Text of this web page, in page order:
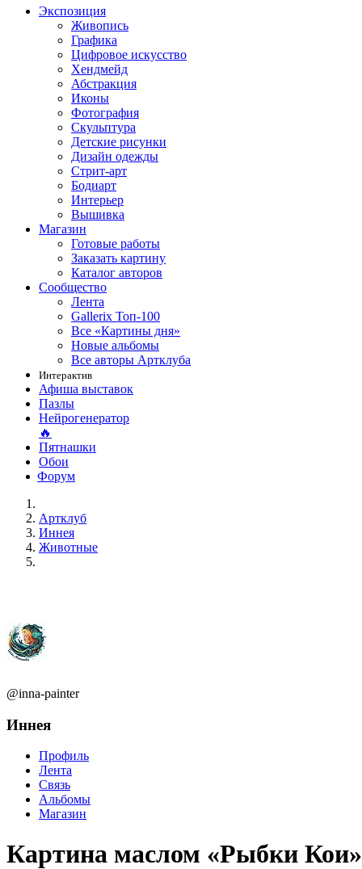
Экспозиция
Живопись
Графика
Цифровое искусство
Хендмейд
Абстракция
Иконы
Фотография
Скульптура
Детские рисунки
Дизайн одежды
Стрит-арт
Бодиарт
Интерьер
Вышивка
Магазин
Готовые работы
Заказать картину
Каталог авторов
Сообщество
Лента
Gallerix Топ-100
Все «Картины дня»
Новые альбомы
Все авторы Артклуба
Интерактив
Афиша выставок
Пазлы
Нейрогенератор
🔥
Пятнашки
Обои
Форум
Артклуб
Иннея
Животные
@inna-painter
Иннея
Профиль
Лента
Связь
Альбомы
Магазин
Картина маслом «Рыбки Кои»